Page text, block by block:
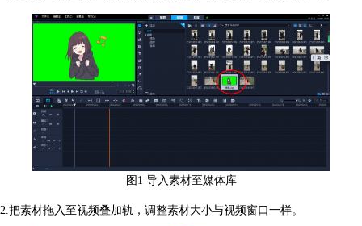
图1 导入素材至媒体库
2.把素材拖入至视频叠加轨，调整素材大小与视频窗口一样。